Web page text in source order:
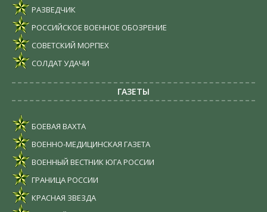
РАЗВЕДЧИК
РОССИЙСКОЕ ВОЕННОЕ ОБОЗРЕНИЕ
СОВЕТСКИЙ МОРПЕХ
СОЛДАТ УДАЧИ
ГАЗЕТЫ
БОЕВАЯ ВАХТА
ВОЕННО-МЕДИЦИНСКАЯ ГАЗЕТА
ВОЕННЫЙ ВЕСТНИК ЮГА РОССИИ
ГРАНИЦА РОССИИ
КРАСНАЯ ЗВЕЗДА